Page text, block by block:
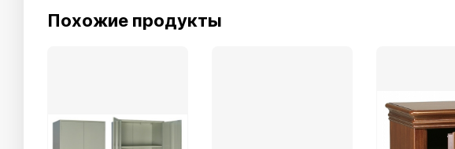
Похожие продукты